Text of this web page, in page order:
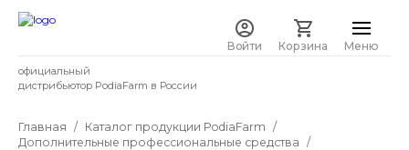
официальный
дистрибьютор PodiaFarm в России
Меню
Войти Корзина
Главная
Каталог продукции PodiaFarm
Дополнительные профессиональные средства